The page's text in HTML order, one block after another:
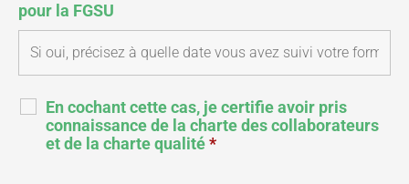
pour la FGSU
En cochant cette cas, je certifie avoir pris
connaissance de la charte des collaborateurs
et de la charte qualité*